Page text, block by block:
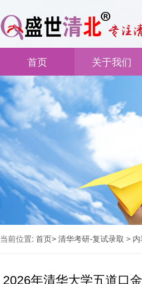
首页 关于我们
当前位置: 首页> 清华考研-复试录取 > 内
2026年清华大学五道口